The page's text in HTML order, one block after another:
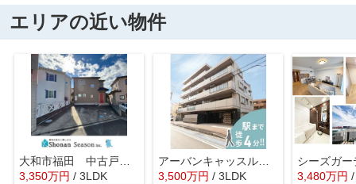
エリアの近い物件
大和市福田 中古戸建 38.07坪
3,350万円 / 3LDK
アーバンキャッスル南林間
3,500万円 / 3LDK
シーズガー
3,480万円